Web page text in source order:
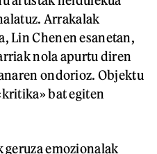
Arrakalak
Lin Chenen esanetan,
nola apurtu diren
ondorioz. Objektu
bat egiten
geruza emozionalak